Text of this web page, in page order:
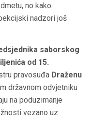
no kako
nadzori još
saborskog
od 15.
pravosuđa Draženu
državnom odvjetniku
na poduzimanje
vezano uz